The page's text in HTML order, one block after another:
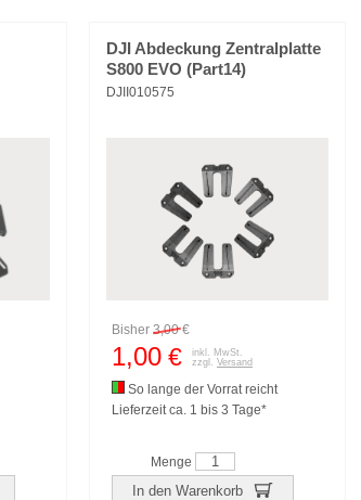
DJI Abdeckung Zentralplatte
S800 EVO (Part14)
DJII010575
Bisher 3,00€
1,00 €
inkl. MwSt.
zzgl. Versand
So lange der Vorrat reicht
Lieferzeit ca. 1 bis 3 Tage*
Menge
In den Warenkorb